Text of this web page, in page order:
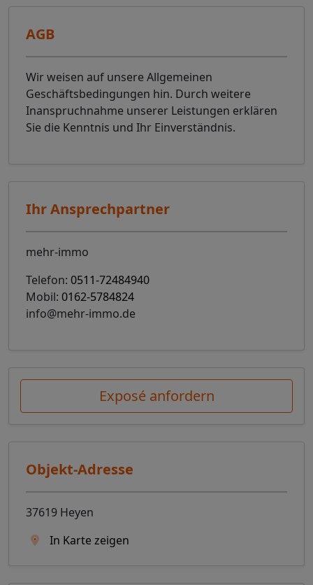
AGB
Wir weisen auf unsere Allgemeinen
Geschäftsbedingungen hin. Durch weitere
Inanspruchnahme unserer Leistungen erklären
Sie die Kenntnis und Ihr Einverständnis.
Ihr Ansprechpartner
mehr-immo
Telefon: 0511-72484940
Mobil: 0162-5784824
info@mehr-immo.de
Exposé anfordern
Objekt-Adresse
37619 Heyen
In Karte zeigen